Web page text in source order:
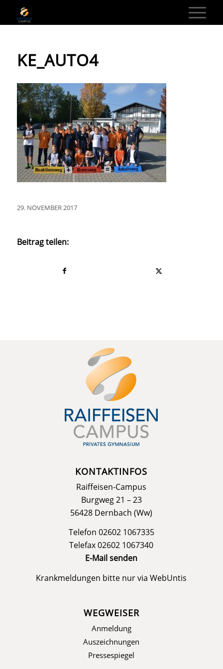
KE_AUTO4
29. NOVEMBER 2017
Beitrag teilen:
KONTAKTINFOS
Raiffeisen-Campus
Burgweg 21 – 23
56428 Dernbach (Ww)
Telefon 02602 1067335
Telefax 02602 1067340
E-Mail senden
Krankmeldungen bitte nur viaWebUntis
WEGWEISER
Anmeldung
Auszeichnungen
Pressespiegel